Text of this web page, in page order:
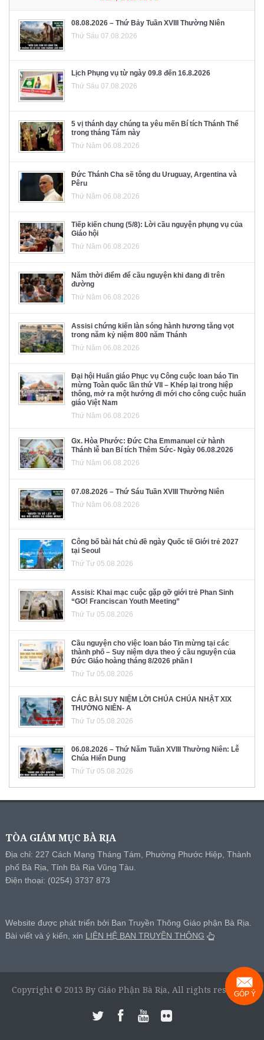
08.08.2026 – Thứ Bảy Tuần XVIII Thường Niên
Thứ Sáu 07.08.2026
Lịch Phụng vụ từ ngày 09.8 đến 16.8.2026
Thứ Sáu 07.08.2026
5 vị thánh dạy chúng ta yêu mến Bí tích Thánh Thể
trong tháng Tám này
Thứ Năm 06.08.2026
Đức Thánh Cha sẽ tông du Uruguay, Argentina và
Pêru
Thứ Năm 06.08.2026
Tiếp kiến chung (5/8): Lời cầu nguyện phụng vụ của
Giáo hội
Thứ Năm 06.08.2026
Năm thời điểm để cầu nguyện khi đang đi trên
đường
Thứ Năm 06.08.2026
Assisi chứng kiến làn sóng hành hương tăng vọt
trong năm kỷ niệm 800 năm Thánh
Thứ Năm 06.08.2026
Đại hội Huấn giáo Phục vụ Công cuộc loan báo Tin
mừng Toàn quốc lần thứ VII – Khép lại trong hiệp
thông, mở ra một hướng đi mới cho công cuộc huấn
giáo Việt Nam
Thứ Năm 06.08.2026
Gx. Hòa Phước: Đức Cha Emmanuel cử hành
Thánh lễ ban Bí tích Thêm Sức- Ngày 06.08.2026
Thứ Năm 06.08.2026
07.08.2026 – Thứ Sáu Tuần XVIII Thường Niên
Thứ Năm 06.08.2026
Công bố bài hát chủ đề ngày Quốc tế Giới trẻ 2027
tại Seoul
Thứ Tư 05.08.2026
Assisi: Khai mạc cuộc gặp gỡ giới trẻ Phan Sinh
“GO! Franciscan Youth Meeting”
Thứ Tư 05.08.2026
Cầu nguyện cho việc loan báo Tin mừng tại các
thành phố – Suy niệm dựa theo ý cầu nguyện của
Đức Giáo hoàng tháng 8/2026 phần I
Thứ Tư 05.08.2026
CÁC BÀI SUY NIỆM LỜI CHÚA CHÚA NHẬT XIX
THƯỜNG NIÊN- A
Thứ Tư 05.08.2026
06.08.2026 – Thứ Năm Tuần XVIII Thường Niên: Lễ
Chúa Hiển Dung
Thứ Tư 05.08.2026
TÒA GIÁM MỤC BÀ RỊA
Địa chỉ: 227 Cách Mạng Tháng Tám, Phường Phước Hiệp, Thành
phố Bà Rịa, Tỉnh Bà Rịa Vũng Tàu.
Điện thoại: (0254) 3737 873
Website được phát triển bởi Ban Truyền Thông Giáo phận Bà Rịa.
Bài viết và ý kiến, xin LIÊN HỆ BAN TRUYỀN THÔNG
Copyright © 2013 By Giáo Phận Bà Rịa, All rights reserved.
GÓP Ý